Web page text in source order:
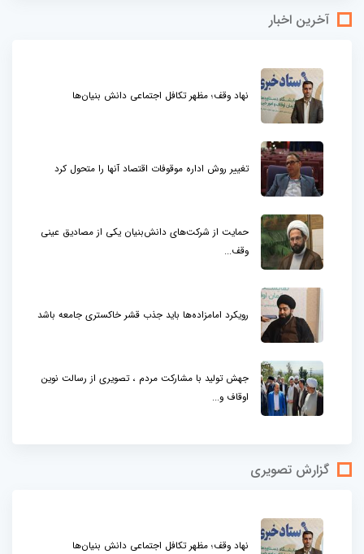
آخرین اخبار
نهاد وقف؛ مظهر تکافل اجتماعی دانش بنیان‌ها
تغییر روش اداره موقوفات اقتصاد آنها را متحول کرد
حمایت از شرکت‌های دانش‌بنیان یکی از مصادیق عینی
وقف...
رویکرد امامزاده‌ها باید جذب قشر خاکستری جامعه باشد
جهش تولید با مشارکت مردم ، تصویری از رسالت نوین
اوقاف و...
گزارش تصویری
نهاد وقف؛ مظهر تکافل اجتماعی دانش بنیان‌ها